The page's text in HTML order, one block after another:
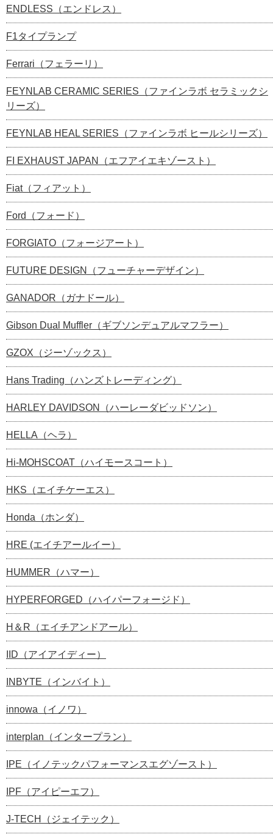
ENDLESS（エンドレス）
F1タイプランプ
Ferrari（フェラーリ）
FEYNLAB CERAMIC SERIES（ファインラボ セラミックシ
リーズ）
FEYNLAB HEAL SERIES（ファインラボ ヒールシリーズ）
FI EXHAUST JAPAN（エフアイエキゾースト）
Fiat（フィアット）
Ford（フォード）
FORGIATO（フォージアート）
FUTURE DESIGN（フューチャーデザイン）
GANADOR（ガナドール）
Gibson Dual Muffler（ギブソンデュアルマフラー）
GZOX（ジーゾックス）
Hans Trading（ハンズトレーディング）
HARLEY DAVIDSON（ハーレーダビッドソン）
HELLA（ヘラ）
Hi-MOHSCOAT（ハイモースコート）
HKS（エイチケーエス）
Honda（ホンダ）
HRE (エイチアールイー）
HUMMER（ハマー）
HYPERFORGED（ハイパーフォージド）
H＆R（エイチアンドアール）
IID（アイアイディー）
INBYTE（インバイト）
innowa（イノワ）
interplan（インタープラン）
IPE（イノテックパフォーマンスエグゾースト）
IPF（アイピーエフ）
J-TECH（ジェイテック）